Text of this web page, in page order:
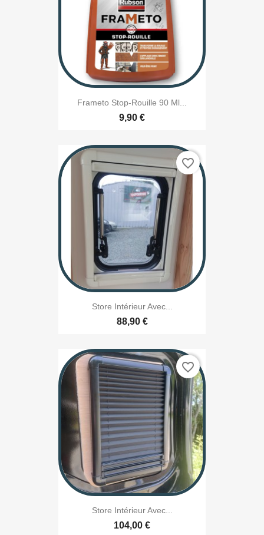
Frameto Stop-Rouille 90 Ml...
9,90 €
Store Intérieur Avec...
88,90 €
favorite_border
Store Intérieur Avec...
104,00 €
favorite_border